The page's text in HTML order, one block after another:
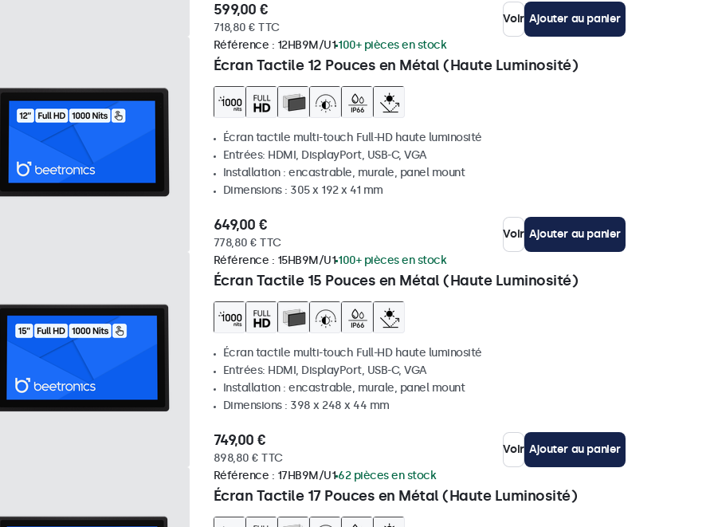
599,00 €
718,80 € TTC
Voir Ajouter au panier
Écran Tactile 12 Pouces en Métal (Haute Luminosité)
Référence : 12HB9M/U1 100+ pièces en stock
Écran tactile multi-touch Full-HD haute luminosité
Entrées: HDMI, DisplayPort, USB-C, VGA
Installation : encastrable, murale, panel mount
Dimensions : 305 x 192 x 41 mm
649,00 €
778,80 € TTC
Voir Ajouter au panier
Écran Tactile 15 Pouces en Métal (Haute Luminosité)
Référence : 15HB9M/U1 100+ pièces en stock
Écran tactile multi-touch Full-HD haute luminosité
Entrées: HDMI, DisplayPort, USB-C, VGA
Installation : encastrable, murale, panel mount
Dimensions : 398 x 248 x 44 mm
749,00 €
898,80 € TTC
Voir Ajouter au panier
Écran Tactile 17 Pouces en Métal (Haute Luminosité)
Référence : 17HB9M/U1 62 pièces en stock